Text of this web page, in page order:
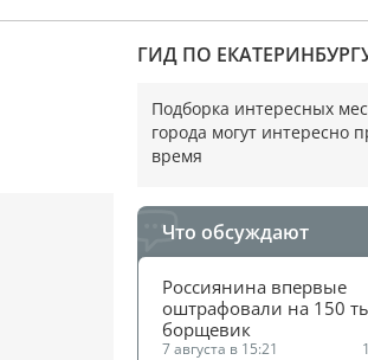
ГИД ПО
Подборка интересных
города могут интересно
время
Что обсуждают
Россиянина впервые
оштрафовали на 150
борщевик
7 августа в 15:21 1